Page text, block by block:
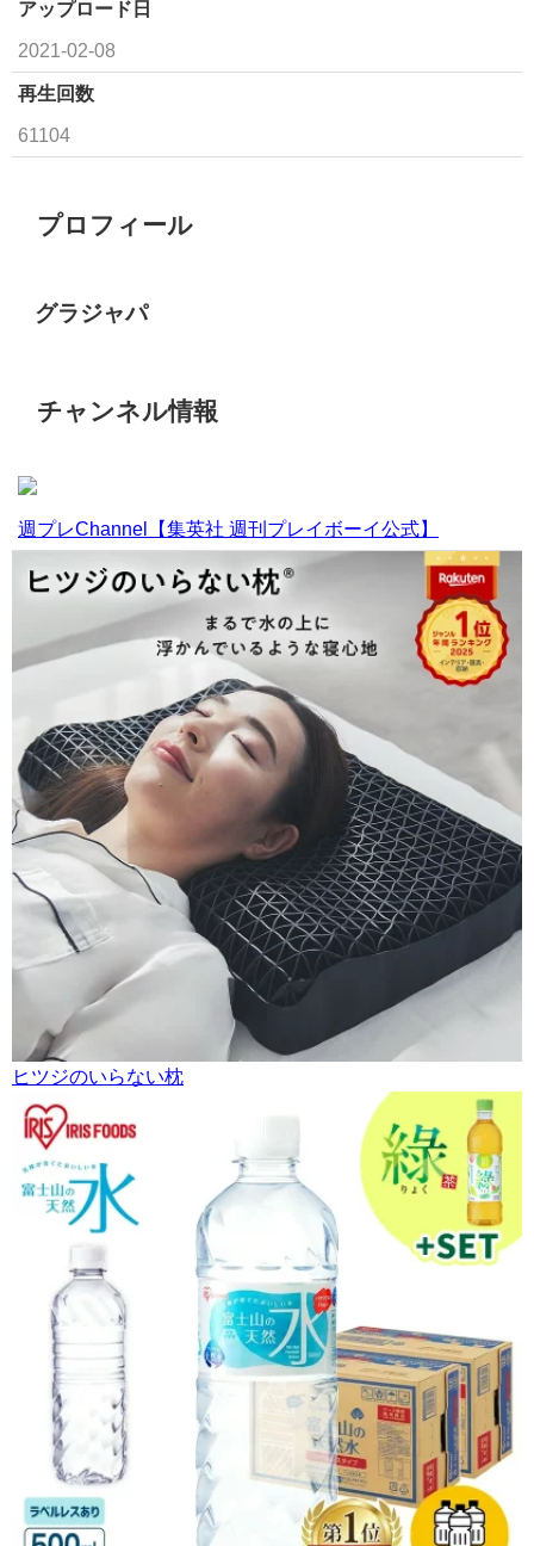
アップロード日
2021-02-08
再生回数
61104
プロフィール
グラジャパ
チャンネル情報
週プレChannel【集英社 週刊プレイボーイ公式】
ヒツジのいらない枕